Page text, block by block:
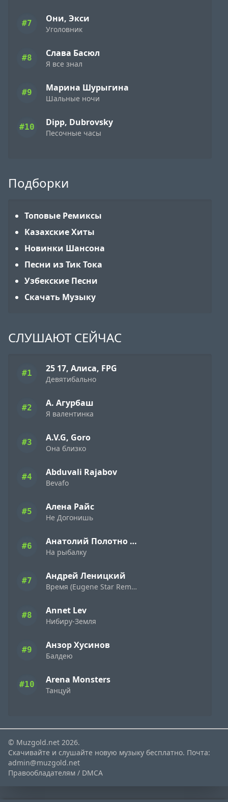
#7 Они, Экси
Уголовник
#8 Слава Басюл
Я все знал
#9 Марина Шурыгина
Шальные ночи
#10 Dipp, Dubrovsky
Песочные часы
Подборки
Топовые Ремиксы
Казахские Хиты
Новинки Шансона
Песни из Тик Тока
Узбекские Песни
Скачать Музыку
СЛУШАЮТ СЕЙЧАС
#1 25 17, Алиса, FPG
Девятибально
#2 А. Агурбаш
Я валентинка
#3 A.V.G, Goro
Она близко
#4 Abduvali Rajabov
Bevafo
#5 Алена Райс
Не Догонишь
#6 Анатолий Полотно и Федя Карманов
На рыбалку
#7 Андрей Леницкий
Время (Eugene Star Remix) Extended
#8 Annet Lev
Нибиру-Земля
#9 Анзор Хусинов
Балдею
#10 Arena Monsters
Танцуй
© Muzgold.net 2026.
Скачивайте и слушайте новую музыку бесплатно. Почта:
admin@muzgold.net
Правообладателям / DMCA